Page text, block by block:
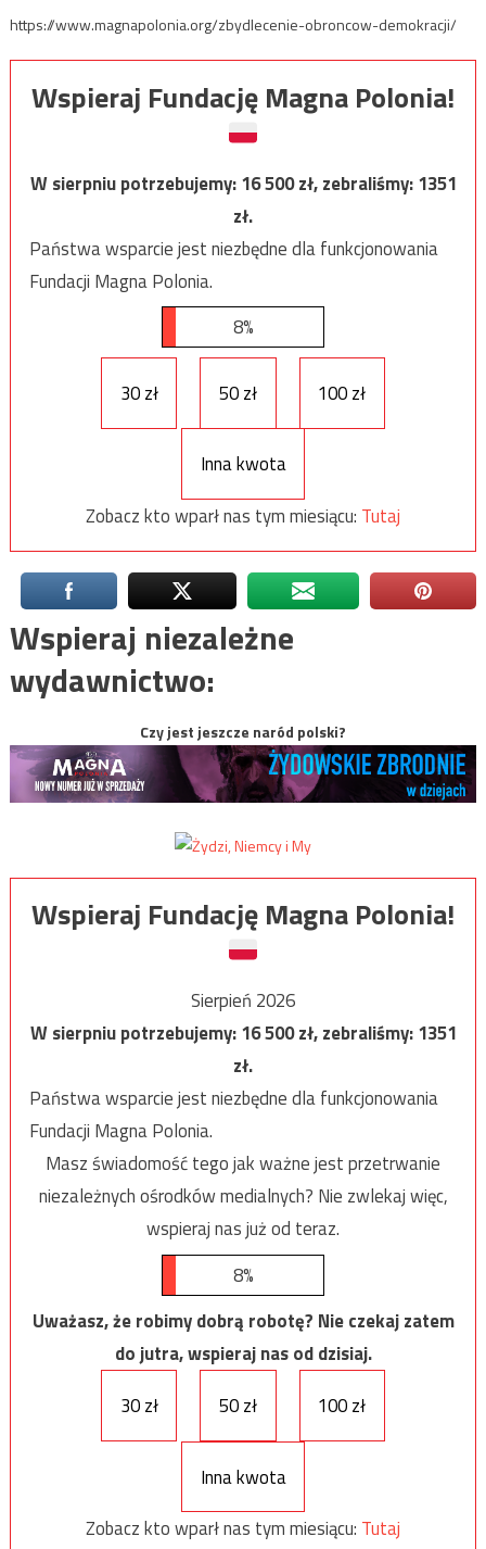
https://www.magnapolonia.org/zbydlecenie-obroncow-demokracji/
Wspieraj Fundację Magna Polonia!
W sierpniu potrzebujemy:16 500zł, zebraliśmy:1351
zł.
Państwa wsparcie jest niezbędne dla funkcjonowania
Fundacji Magna Polonia.
8%
30 zł 50 zł 100 zł
Inna kwota
Zobacz kto wparł nas tym miesiącu: Tutaj
Wspieraj niezależne
wydawnictwo:
Czy jest jeszcze naród polski?
Wspieraj Fundację Magna Polonia!
Sierpień 2026
W sierpniu potrzebujemy:16 500zł, zebraliśmy:1351
zł.
Państwa wsparcie jest niezbędne dla funkcjonowania
Fundacji Magna Polonia.
Masz świadomość tego jak ważne jest przetrwanie
niezależnych ośrodków medialnych? Nie zwlekaj więc,
wspieraj nas już od teraz.
8%
Uważasz, że robimy dobrą robotę? Nie czekaj zatem
do jutra, wspieraj nas od dzisiaj.
30 zł
50 zł 100 zł
Inna kwota
Zobacz kto wparł nas tym miesiącu: Tutaj